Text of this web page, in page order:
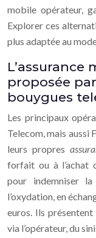
mobile opérateur,
Explorer ces
plus adaptée au
L’assurance
proposée
bouygues
Les principaux
Telecom, mais aussi
leurs propres
forfait ou à l’achat
pour indemniser
l’oxydation, en
euros. Ils
via l’opérateur, du